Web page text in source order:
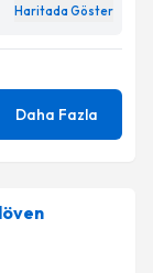
Haritada Göster
Daha Fazla